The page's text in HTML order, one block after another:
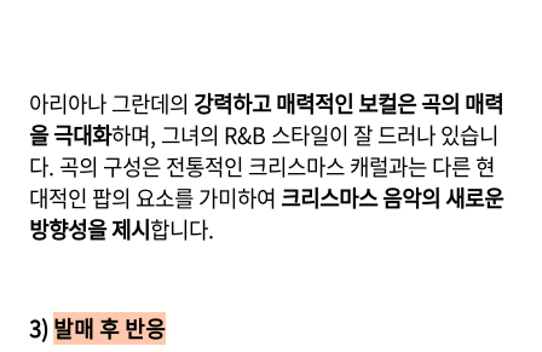
아리아나 그란데의 강력하고 매력적인 보컬은 곡의 매력
을 극대화하며, 그녀의 R&B 스타일이 잘 드러나 있습니
다. 곡의 구성은 전통적인 크리스마스 캐럴과는 다른 현
대적인 팝의 요소를 가미하여 크리스마스 음악의 새로운
방향성을 제시합니다.
3)발매 후 반응